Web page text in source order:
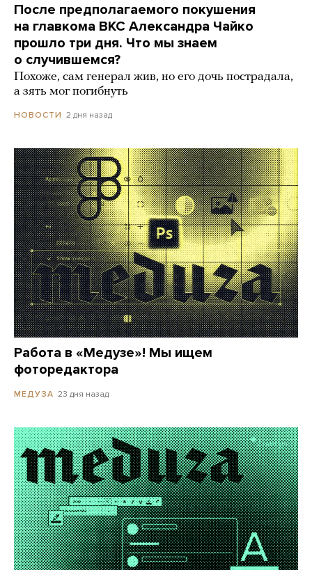
После предполагаемого покушения
на главкома ВКС Александра Чайко
прошло три дня. Что мы знаем
о случившемся?
Похоже, сам генерал жив, но его дочь пострадала,
а зять мог погибнуть
НОВОСТИ 2 дня назад
Работа в «Медузе»! Мы ищем
фоторедактора
МЕДУЗА 23 дня назад